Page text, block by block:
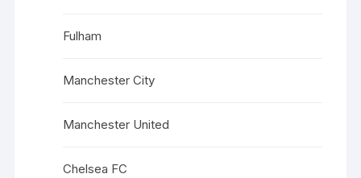
Fulham
Manchester City
Manchester United
Chelsea FC